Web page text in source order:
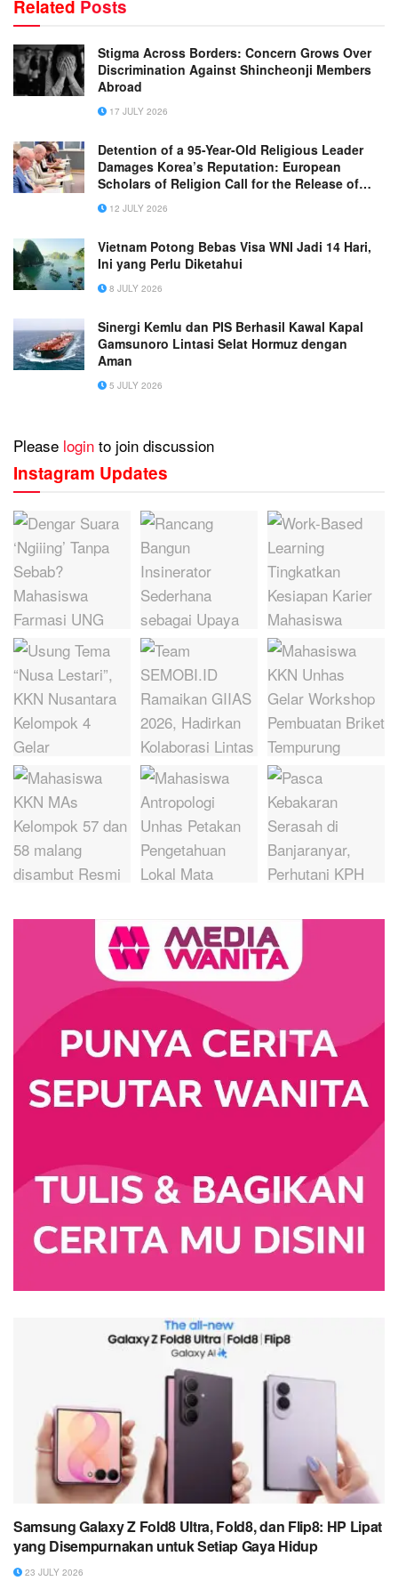
Related Posts
Stigma Across Borders: Concern Grows Over
Discrimination Against Shincheonji Members
Abroad
17 JULY 2026
Detention of a 95-Year-Old Religious Leader
Damages Korea’s Reputation: European
Scholars of Religion Call for the Release of
Chairman Lee Man-hee
12 JULY 2026
Vietnam Potong Bebas Visa WNI Jadi 14 Hari,
Ini yang Perlu Diketahui
8 JULY 2026
Sinergi Kemlu dan PIS Berhasil Kawal Kapal
Gamsunoro Lintasi Selat Hormuz dengan
Aman
5 JULY 2026
Please login to join discussion
Instagram Updates
Samsung Galaxy Z Fold8 Ultra, Fold8, dan Flip8: HP Lipat
yang Disempurnakan untuk Setiap Gaya Hidup
23 JULY 2026